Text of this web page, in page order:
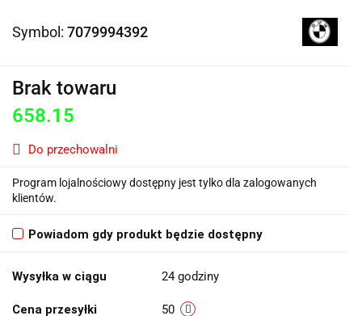
Symbol: 7079994392
Brak towaru
658.15
Do przechowalni
Program lojalnościowy dostępny jest tylko dla zalogowanych
klientów.
Powiadom gdy produkt będzie dostępny
Wysyłka w ciągu 24 godziny
Cena przesyłki 50